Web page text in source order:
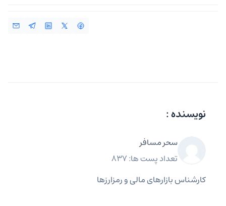
نویسنده :
سحر مسافر
تعداد پست ها: 837
کارشناس بازارهای مالی و رمزارزها